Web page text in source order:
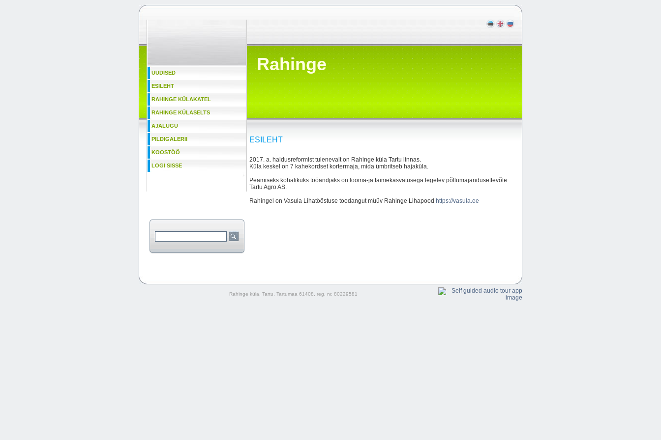
UUDISED
ESILEHT
RAHINGE KÜLAKATEL
RAHINGE KÜLASELTS
AJALUGU
PILDIGALERII
KOOSTÖÖ
LOGI SISSE
Rahinge
ESILEHT
2017. a. haldusreformist tulenevalt on Rahinge küla Tartu linnas.
Küla keskel on 7 kahekordset kortermaja, mida ümbritseb hajaküla.
Peamiseks kohalikuks tööandjaks on looma-ja taimekasvatusega tegelev põllumajandusettevõte
Tartu Agro AS.
Rahingel on Vasula Lihatööstuse toodangut müüv Rahinge Lihapood https://vasula.ee
Rahinge küla, Tartu, Tartumaa 61408, reg. nr. 80229581